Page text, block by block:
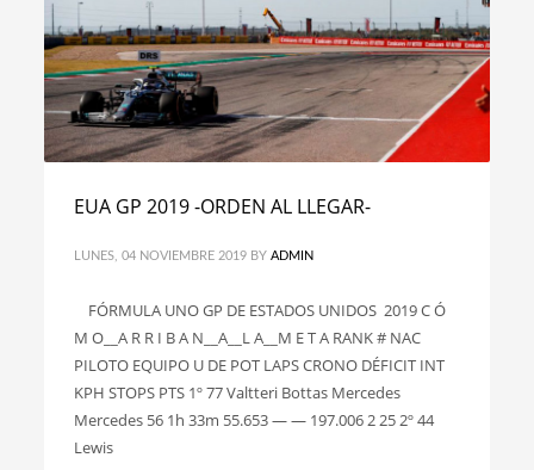
EUA GP 2019 -ORDEN AL LLEGAR-
LUNES, 04 NOVIEMBRE 2019 BYADMIN
FÓRMULA UNO GP DE ESTADOS UNIDOS 2019 C Ó
M O__A R R I B A N__A__L A__M E T A RANK # NAC
PILOTO EQUIPO U DE POT LAPS CRONO DÉFICIT INT
KPH STOPS PTS 1º 77 Valtteri Bottas Mercedes
Mercedes 56 1h 33m 55.653 — — 197.006 2 25 2º 44
Lewis